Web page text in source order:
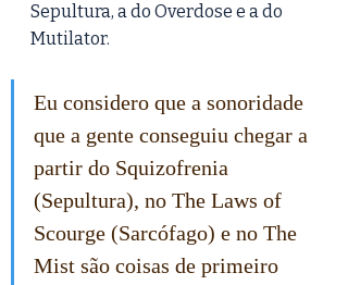
Sepultura, a do Overdose e a do
Mutilator.
Eu considero que a sonoridade
que a gente conseguiu chegar a
partir do Squizofrenia
(Sepultura), no The Laws of
Scourge (Sarcófago) e no The
Mist são coisas de primeiro